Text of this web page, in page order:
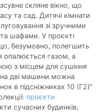
скляне вікно, що
та сад. Дитячі кімнати
зі зручними
шафами. У проєкті
безумовно, полегшить
опалюється газом, а
з місцем для сушіння
на дві машини можна
в підсніжниках 10 (Г2)"
проєкти
сучасних будинків,